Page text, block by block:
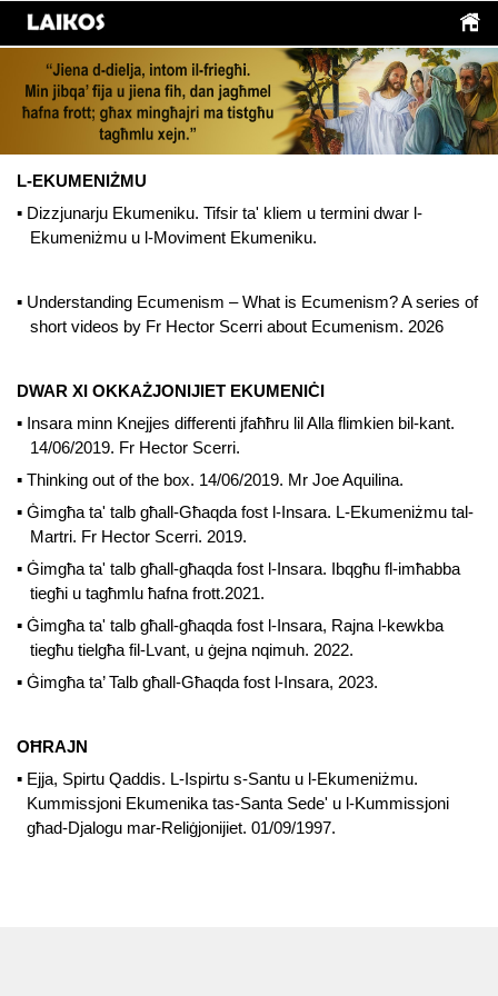
L-EKUMENIŻMU
▪ Dizzjunarju Ekumeniku. Tifsir ta' kliem u termini dwar l-
Ekumeniżmu u l-Moviment Ekumeniku.
▪ Understanding Ecumenism – What is Ecumenism? A series of
short videos by Fr Hector Scerri about Ecumenism. 2026
DWAR XI OKKAŻJONIJIET EKUMENIĊI
▪ Insara minn Knejjes differenti jfaħħru lil Alla flimkien bil-kant.
14/06/2019. Fr Hector Scerri.
▪ Thinking out of the box. 14/06/2019. Mr Joe Aquilina.
▪ Ġimgħa ta' talb għall-Għaqda fost l-Insara. L-Ekumeniżmu tal-
Martri. Fr Hector Scerri. 2019.
▪ Ġimgħa ta' talb għall-għaqda fost l-Insara. Ibqgħu fl-imħabba
tiegħi u tagħmlu ħafna frott.2021.
▪ Ġimgħa ta' talb għall-għaqda fost l-Insara, Rajna l-kewkba
tiegħu tielgħa fil-Lvant, u ġejna nqimuh. 2022.
▪ Ġimgħa ta’ Talb għall-Għaqda fost l-Insara, 2023.
OĦRAJN
▪ Ejja, Spirtu Qaddis. L-Ispirtu s-Santu u l-Ekumeniżmu.
Kummissjoni Ekumenika tas-Santa Sede' u l-Kummissjoni
għad-Djalogu mar-Reliġjonijiet. 01/09/1997.